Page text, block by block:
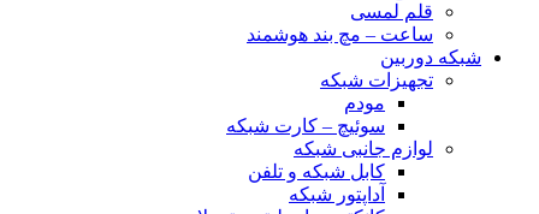
قلم لمسی
ساعت – مچ بند هوشمند
شبکه دوربین
تجهیزات شبکه
مودم
سوئیچ – کارت شبکه
لوازم جانبی شبکه
کابل شبکه و تلفن
آداپتور شبکه